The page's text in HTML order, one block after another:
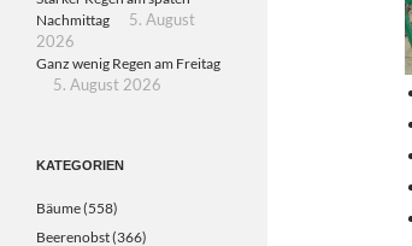
Nachmittag
5. August
2026
Ganz wenig Regen am Freitag
5. August 2026
KATEGORIEN
Bäume(558)
Beerenobst(366)